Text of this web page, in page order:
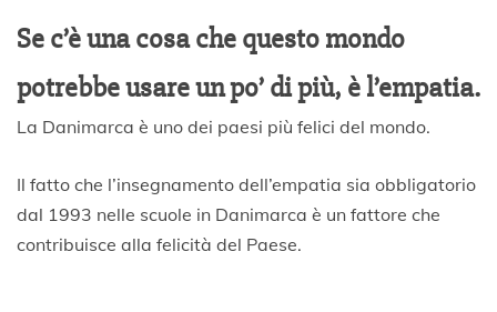
D
c
e
m
r
2
0
Se c’è una cosa che questo mondo
potrebbe usare un po’ di più, è l’empatia.
La Danimarca è uno dei paesi più felici del mondo.
Il fatto che l’insegnamento dell’empatia sia obbligatorio
dal 1993 nelle scuole in Danimarca è un fattore che
contribuisce alla felicità del Paese.